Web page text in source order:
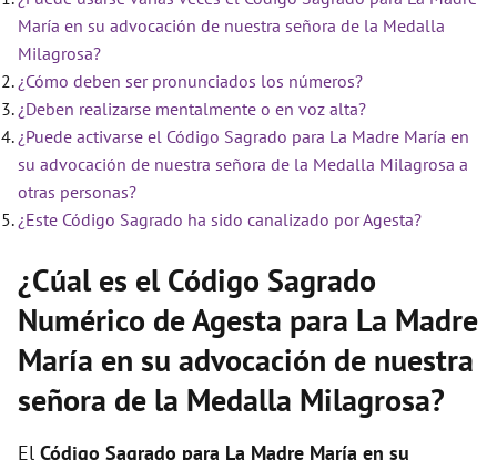
María en su advocación de nuestra señora de la Medalla
Milagrosa?
¿Cómo deben ser pronunciados los números?
¿Deben realizarse mentalmente o en voz alta?
¿Puede activarse el Código Sagrado para La Madre María en
su advocación de nuestra señora de la Medalla Milagrosa a
otras personas?
¿Este Código Sagrado ha sido canalizado por Agesta?
¿Cúal es el Código Sagrado
Numérico de Agesta para La Madre
María en su advocación de nuestra
señora de la Medalla Milagrosa?
El Código Sagrado para La Madre María en su